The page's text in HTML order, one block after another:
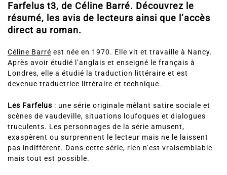
Farfelus t3, de Céline Barré. Découvrez le
résumé, les avis de lecteurs ainsi que l’accès
direct au roman.
Céline Barré est née en 1970. Elle vit et travaille à Nancy.
Après avoir étudié l’anglais et enseigné le français à
Londres, elle a étudié la traduction littéraire et est
devenue traductrice littéraire et technique.
Les Farfelus : une série originale mêlant satire sociale et
scènes de vaudeville, situations loufoques et dialogues
truculents. Les personnages de la série amusent,
exaspèrent ou surprennent le lecteur mais ne le laissent
pas indifférent. Dans cette série, rien n’est vraisemblable
mais tout est possible.